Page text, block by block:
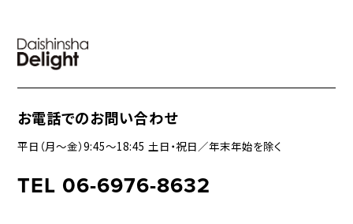
お電話でのお問い合わせ
平日（月〜金）9:45〜18:45 土日・祝日／年末年始を除く
TEL 06-6976-8632